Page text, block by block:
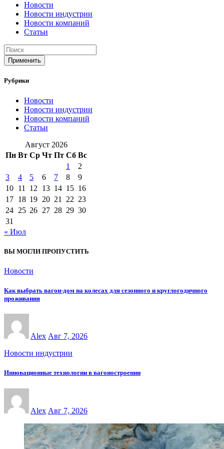
Новости
Новости индустрии
Новости компаний
Статьи
Применить
Рубрики
Новости
Новости индустрии
Новости компаний
Статьи
Август 2026
Пн Вт Ср Чт Пт Сб Вс
1
2
3
4 5 6 7 8
9
10 11 12 13 14 15 16
17 18 19 20 21 22 23
24 25 26 27 28 29 30
31
« Июл
ВЫ МОГЛИ ПРОПУСТИТЬ
Новости
Как выбрать вагон-дом на колесах для сезонного и круглогодичного
проживания
Alex Авг 7, 2026
Новости индустрии
Инновационные технологии в вагоностроении
Alex Авг 7, 2026